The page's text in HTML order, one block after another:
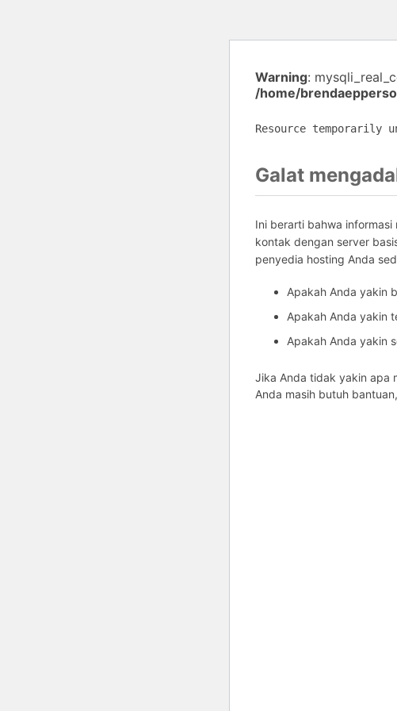
Warning:
/home/
Resource temporarily
Galat
Ini berarti bahwa
kontak dengan server
penyedia hosting Anda
Apakah Anda yakin
Apakah Anda yakin
Apakah Anda yakin
Jika Anda tidak yakin apa
Anda masih butuh